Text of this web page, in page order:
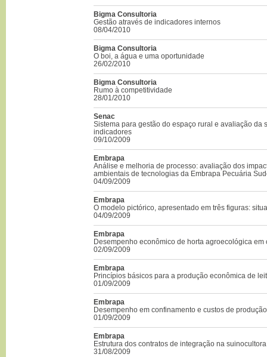
Bigma Consultoria
Gestão através de indicadores internos
08/04/2010
Bigma Consultoria
O boi, a água e uma oportunidade
26/02/2010
Bigma Consultoria
Rumo à competitividade
28/01/2010
Senac
Sistema para gestão do espaço rural e avaliação da
indicadores
09/10/2009
Embrapa
Análise e melhoria de processo: avaliação dos
ambientais de tecnologias da Embrapa Pecuária
04/09/2009
Embrapa
O modelo pictórico, apresentado em três figuras:
04/09/2009
Embrapa
Desempenho econômico de horta agroecológica
02/09/2009
Embrapa
Princípios básicos para a produção econômica de
01/09/2009
Embrapa
Desempenho em confinamento e custos de
01/09/2009
Embrapa
Estrutura dos contratos de integração na
31/08/2009